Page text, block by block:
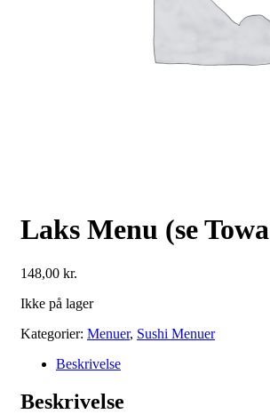
Laks Menu (se
148,00 kr.
Ikke på lager
Kategorier: Menuer, Sushi Menuer
Beskrivelse
Beskrivelse